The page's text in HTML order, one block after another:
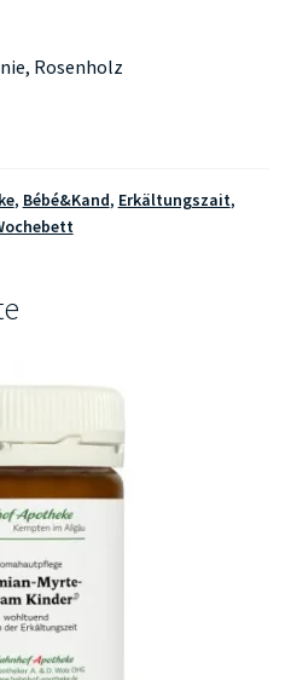
Rosenholz
, Bébé&Kand, Erkältungszait,